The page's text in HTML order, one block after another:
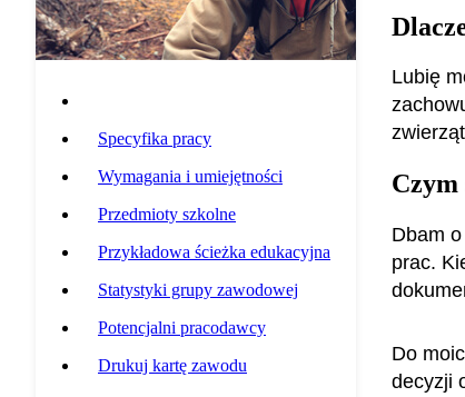
Specyfika pracy
Wymagania i umiejętności
Przedmioty szkolne
Przykładowa ścieżka edukacyjna
Statystyki grupy zawodowej
Potencjalni pracodawcy
Drukuj kartę zawodu
Lubię
Czym
Dbam
prac.
Do
decyzji